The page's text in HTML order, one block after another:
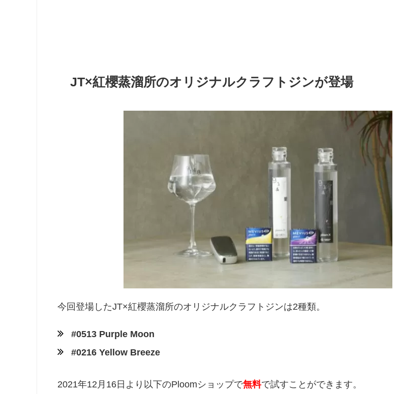
JT×紅櫻蒸溜所のオリジナルクラフトジンが登場
今回登場したJT×紅櫻蒸溜所のオリジナルクラフトジンは2種類。
#0513 Purple Moon
#0216 Yellow Breeze
2021年12月16日より以下のPloomショップで無料で試すことができます。